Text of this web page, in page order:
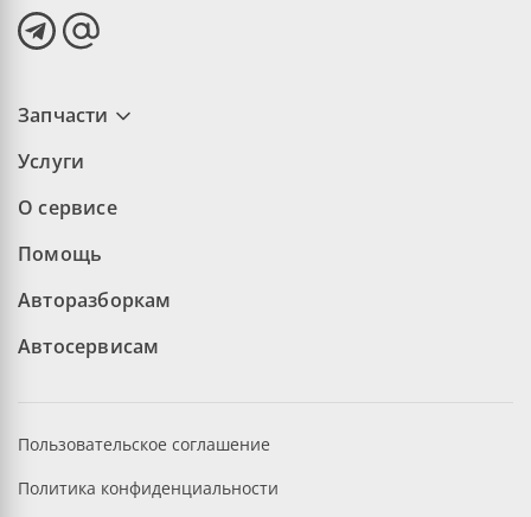
Запчасти
Услуги
О сервисе
Помощь
Авторазборкам
Автосервисам
Пользовательское соглашение
Политика конфиденциальности